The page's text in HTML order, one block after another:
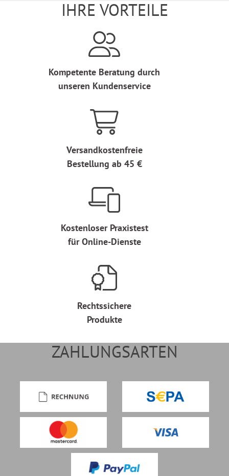
IHRE VORTEILE
Kompetente Beratung durch
unseren Kundenservice
Versandkostenfreie
Bestellung ab 45 €
Kostenloser Praxistest
für Online-Dienste
Rechtssichere
Produkte
ZAHLUNGSARTEN